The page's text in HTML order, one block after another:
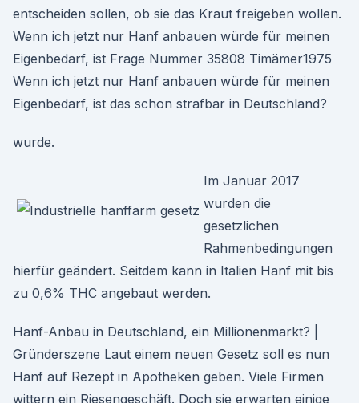
entscheiden sollen, ob sie das Kraut freigeben wollen.
Wenn ich jetzt nur Hanf anbauen würde für meinen
Eigenbedarf, ist Frage Nummer 35808 Timämer1975
Wenn ich jetzt nur Hanf anbauen würde für meinen
Eigenbedarf, ist das schon strafbar in Deutschland?
wurde.
Im Januar 2017
wurden die
gesetzlichen
Rahmenbedingungen
hierfür geändert. Seitdem kann in Italien Hanf mit bis
zu 0,6% THC angebaut werden.
Hanf-Anbau in Deutschland, ein Millionenmarkt? |
Gründerszene Laut einem neuen Gesetz soll es nun
Hanf auf Rezept in Apotheken geben. Viele Firmen
wittern ein Riesengeschäft. Doch sie erwarten einige